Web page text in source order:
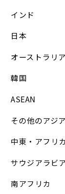
インド
日本
オーストラリ
韓国
ASEAN
その他のアジ
中東・アフリ
サウジアラビ
南アフリカ